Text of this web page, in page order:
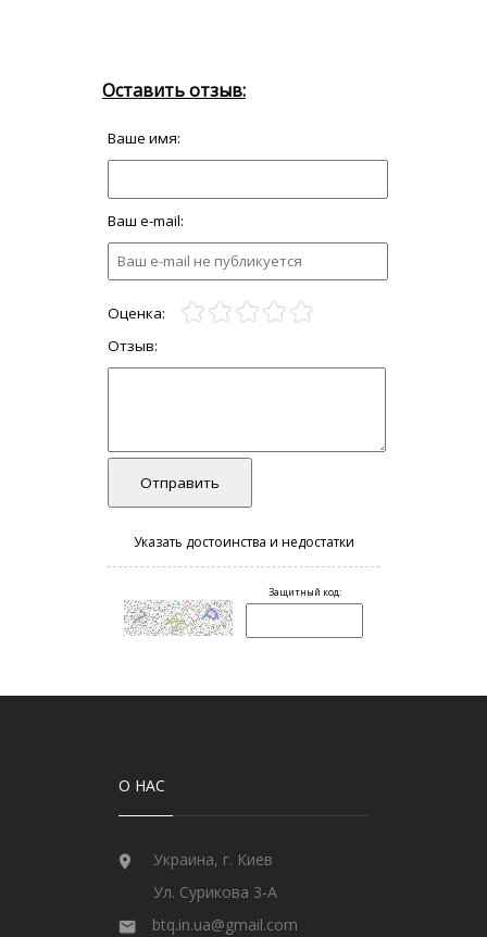
О НАС
Украина, г. Киев
Ул. Сурикова 3-А
btq.in.ua@gmail.com